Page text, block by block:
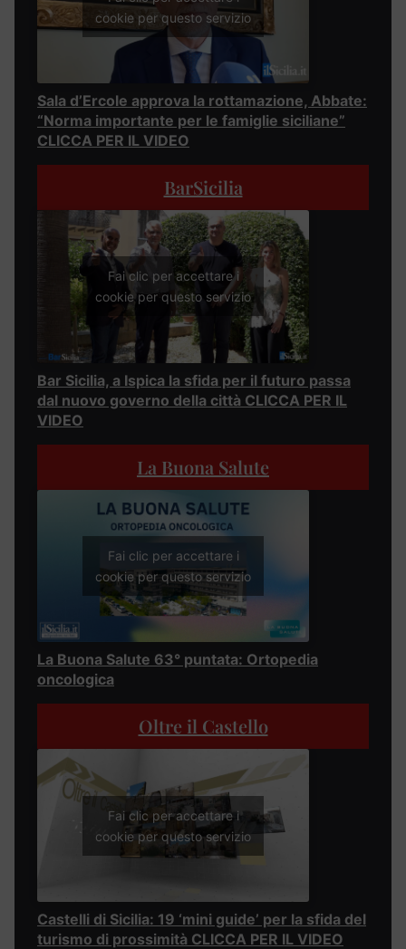
cookie per questo servizio
Sala d’Ercole approva la rottamazione, Abbate:
“Norma importante per le famiglie siciliane”
CLICCA PER IL VIDEO
BarSicilia
Fai clic per accettare i
cookie per questo servizio
Bar Sicilia, a Ispica la sfida per il futuro passa
dal nuovo governo della città CLICCA PER IL
VIDEO
La Buona Salute
Fai clic per accettare i
cookie per questo servizio
La Buona Salute 63° puntata: Ortopedia
oncologica
Oltre il Castello
Fai clic per accettare i
cookie per questo servizio
Castelli di Sicilia: 19 ‘mini guide’ per la sfida del
turismo di prossimità CLICCA PER IL VIDEO